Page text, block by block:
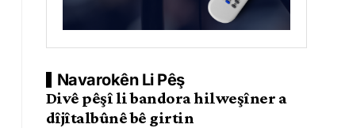
Navarokên Li Pêş
Divê pêşî li bandora hilweşîner a
dîjîtalbûnê bê girtin